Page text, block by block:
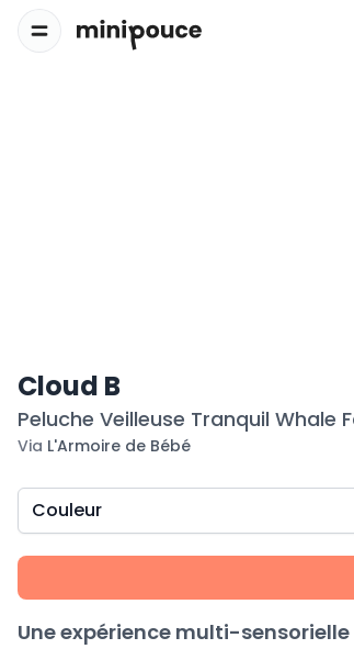
Cloud B
Peluche Veilleuse Tranquil Whale
Via L'Armoire de Bébé
Couleur
Une expérience multi-